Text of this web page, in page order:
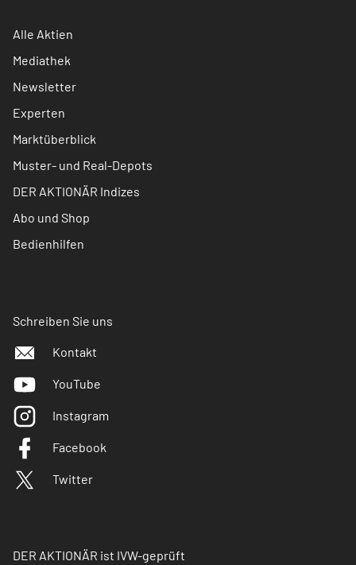
Alle Aktien
Mediathek
Newsletter
Experten
Marktüberblick
Muster- und Real-Depots
DER AKTIONÄR Indizes
Abo und Shop
Bedienhilfen
Schreiben Sie uns
Kontakt
YouTube
Instagram
Facebook
Twitter
DER AKTIONÄR ist IVW-geprüft